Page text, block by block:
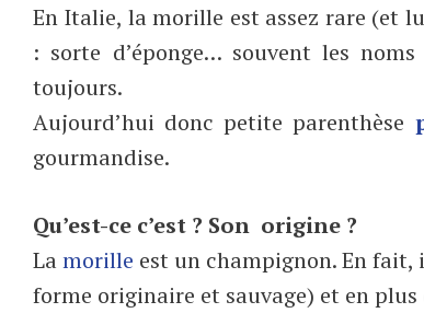
En Italie, la morille est assez rare (et
: sorte d’éponge… souvent les
toujours.
Aujourd’hui donc petite parenthèse
gourmandise.
Qu’est-ce c’est ? Son origine ?
Lamorille est un champignon. En fait,
forme originaire et sauvage) et en plus